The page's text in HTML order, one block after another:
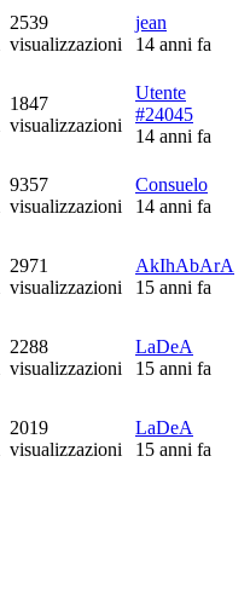
2539
visualizzazioni
jean
14 anni fa
1847
visualizzazioni
Utente
#24045
14 anni fa
9357
visualizzazioni
Consuelo
14 anni fa
2971
visualizzazioni
AkIhAbArA
15 anni fa
2288
visualizzazioni
LaDeA
15 anni fa
2019
visualizzazioni
LaDeA
15 anni fa